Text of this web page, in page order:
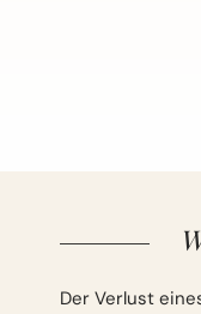
Der Verlust